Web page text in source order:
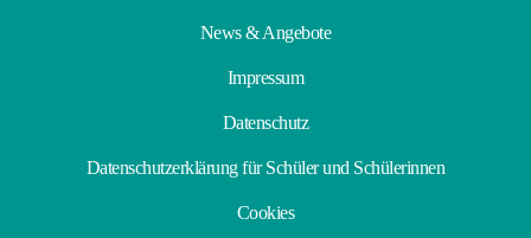
News & Angebote
Impressum
Datenschutz
Datenschutzerklärung für Schüler und Schülerinnen
Cookies